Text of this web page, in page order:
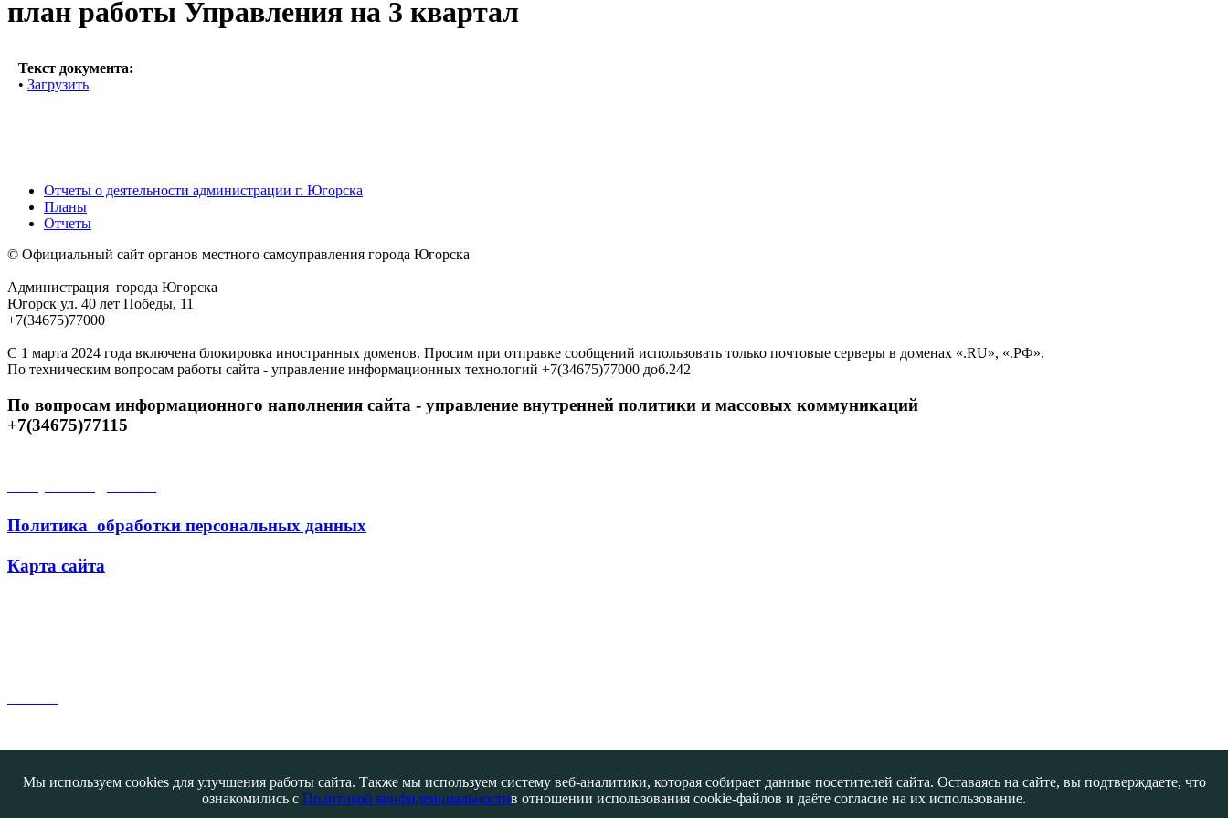
план работы Управления на 3 квартал
Текст документа:
• Загрузить
Отчеты о деятельности администрации г. Югорска
Планы
Отчеты
© Официальный сайт органов местного самоуправления города Югорска
Администрация города Югорска
Югорск ул. 40 лет Победы, 11
+7(34675)77000
С 1 марта 2024 года включена блокировка иностранных доменов. Просим при отправке сообщений использовать только почтовые серверы в доменах «.RU», «.РФ».
По техническим вопросам работы сайта - управление информационных технологий +7(34675)77000 доб.242
По вопросам информационного наполнения сайта - управление внутренней политики и массовых коммуникаций
+7(34675)77115
Политика обработки персональных данных
Карта сайта
Мы используем cookies для улучшения работы сайта. Также мы используем систему веб-аналитики, которая собирает данные посетителей сайта. Оставаясь на сайте, вы подтверждаете, что
ознакомились с Политикой конфиденциальностив отношении использования cookie-файлов и даёте согласие на их использование.